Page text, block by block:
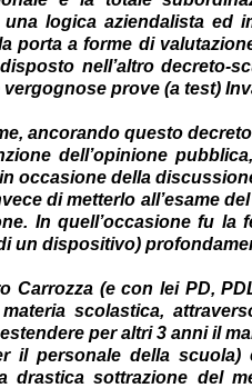
logica aziendalista ed
porta a forme di
nell’altro
vergognose prove (a test)
ancorando questo
dell’opinione
occasione della
di metterlo all’esame
In quell’occasione fu
un dispositivo)
Carrozza (e con lei PD,
materia scolastica,
per altri 3 anni il
il personale della
drastica sottrazione del